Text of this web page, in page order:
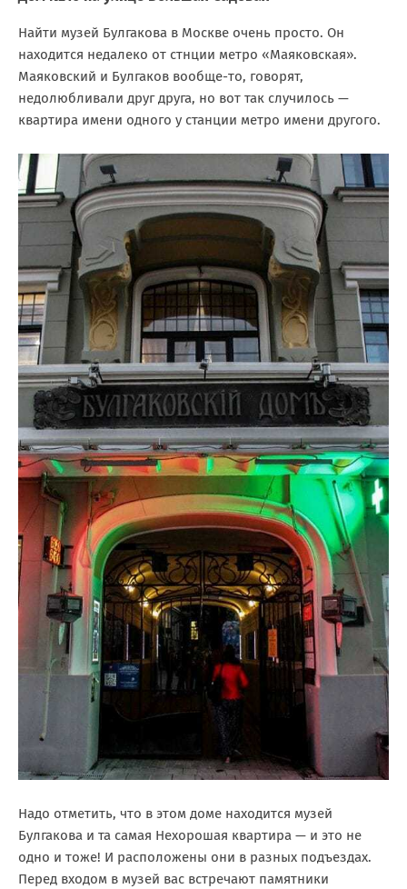
Найти музей Булгакова в Москве очень просто. Он
находится недалеко от стнции метро «Маяковская».
Маяковский и Булгаков вообще-то, говорят,
недолюбливали друг друга, но вот так случилось —
квартира имени одного у станции метро имени другого.
Надо отметить, что в этом доме находится музей
Булгакова и та самая Нехорошая квартира — и это не
одно и тоже! И расположены они в разных подъездах.
Перед входом в музей вас встречают памятники